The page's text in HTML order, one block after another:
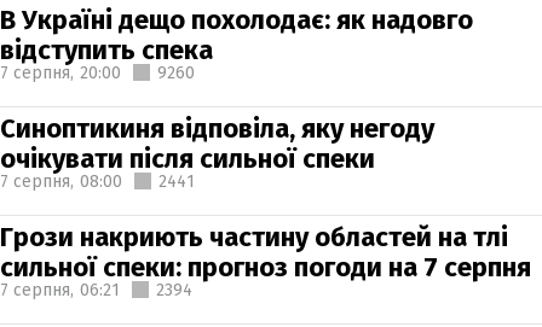
В Україні дещо похолодає: як надовго
відступить спека
7 серпня, 20:00 9260
Синоптикиня відповіла, яку негоду
очікувати після сильної спеки
7 серпня, 08:00 2441
Грози накриють частину областей на тлі
сильної спеки: прогноз погоди на 7 серпня
7 серпня, 06:21 2394